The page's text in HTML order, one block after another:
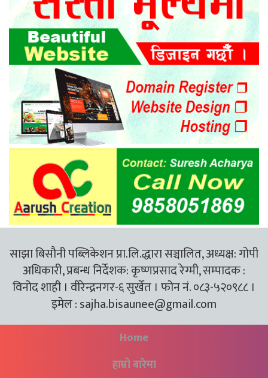
साझा बिसौनी पब्लिकेशन प्रा.लि.द्धारा सञ्चालित, अध्यक्ष: गोपी
अधिकारी, प्रबन्ध निर्देशक: कृष्णप्रसाद रेग्मी, सम्पादक :
विनोद शाही । वीरेन्द्रनगर-६ सुर्खेत । फोन नं. ०८३-५२०९८८ ।
इमेल :sajha.bisaunee@gmail.com
Home
हाम्रो बारेमा